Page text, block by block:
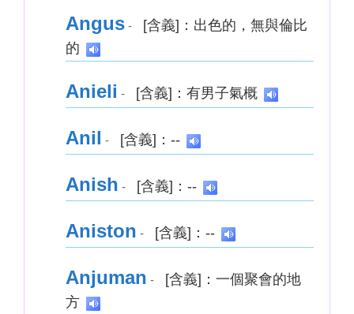
Angus -
[含義]：出色的，無與倫比
的
Anieli - [含義]：有男子氣概
Anil - [含義]：--
Anish - [含義]：--
Aniston - [含義]：--
Anjuman -
[含義]：一個聚會的地
方